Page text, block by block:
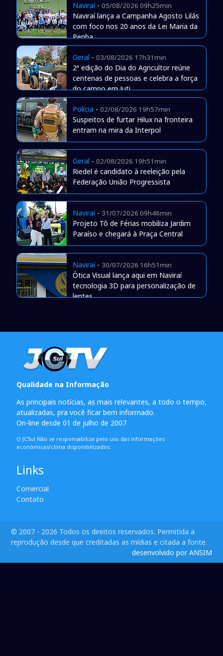
Naviraí- 05/08/2026 09h25min
Naviraí lança a Campanha Agosto Lilás
com foco nos 20 anos da Lei Maria da
Penha
Geral - 03/08/2026 17h31min
2ª edição do Dia do Agricultor reúne
centenas de pessoas e celebra a força
do campo em Juti
Polícia - 02/08/2026 19h57min
Suspeitos de furtar Hilux na fronteira
entram na mira da Interpol
Geral - 02/08/2026 19h51min
Riedel é candidato à reeleição pela
Federação União Progressista
Naviraí- 31/07/2026 09h46min
Projeto Tô de Férias mobiliza Jardim
Paraíso e chegará à Praça Central
Naviraí- 30/07/2026 16h51min
Òtica Visual lança aqui em Naviraí
tecnologia 3D para personalização de
lentes
Qualidade na Informação
As principais notícias, as mais relevantes, a todo o tempo,
atualizadas, pra você ficar bem informado.
On-line desde 01 de julho de 2007
O JCSul Não se responsabiliza pelo uso das informações
econômicas/clima disponibilizados.
Links
Comercial
Contato
© 2007 - 2026 Todos os direitos reservados. Permitida a
reprodução desde que creditadas as mídias e citada a fonte.
desenvolvido por ANSIM